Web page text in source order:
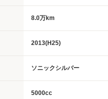
8.0万km
2013(H25)
ソニックシルバー
5000cc